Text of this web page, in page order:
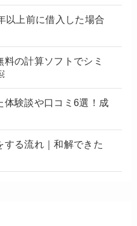
以上前に借入した場合
の計算ソフトでシミ
体験談や口コミ6選！成
する流れ｜和解できた